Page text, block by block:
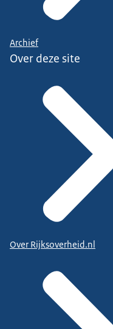
Archief
Over deze site
Over Rijksoverheid.nl